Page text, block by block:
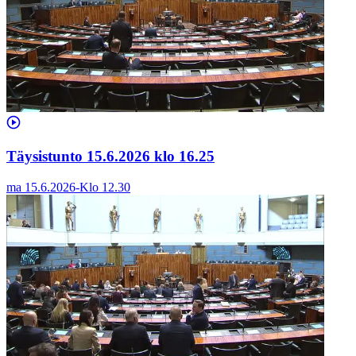
Täysistunto 15.6.2026 klo 16.25
ma 15.6.2026-Klo 12.30